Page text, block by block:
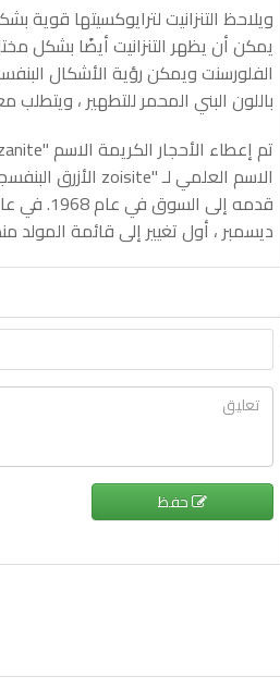
ويلاحظ التنزانيت لترايوكسيتها قوية
يمكن أن يظهر التنزانيت أيضًا بشكل
الفلورسنت ويمكن رؤية الأشكال
باللون البني المحمر للتطهير ، ويتطلب
ديسمبر ، أول تغيير إلى قائمة المولد منذ
حفظ